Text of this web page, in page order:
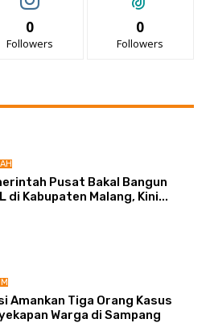
0
Followers
0
Followers
Pusat Bakal Bangun
di Kabupaten Malang, Kini...
Amankan Tiga Orang Kasus
Warga di Sampang